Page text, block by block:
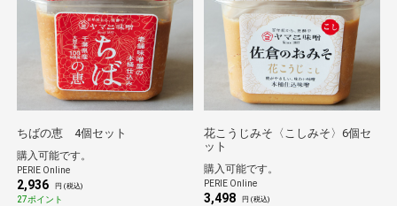
ちばの恵 4個セット
購入可能です。
PERIE Online
2,936 円 (税込)
27ポイント
花こうじみそ〈こしみそ〉6個セ
ット
購入可能です。
PERIE Online
3,498 円 (税込)